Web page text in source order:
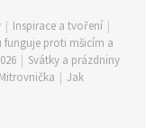
| Inspirace a tvoření |
funguje proti mšicím a
| Svátky a prázdniny
Mitrovnička | Jak